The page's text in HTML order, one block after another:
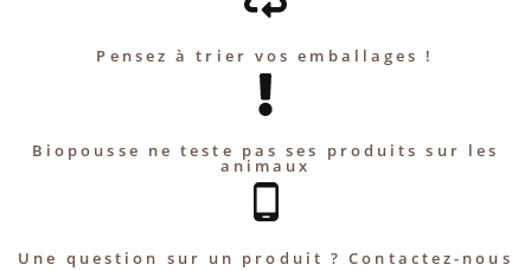
Pensez à trier vos emballages !
Biopousse ne teste pas ses produits sur les
animaux
Une question sur un produit ? Contactez-nous